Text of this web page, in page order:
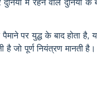
में रहने वाले दुनिया
पर युद्ध के बाद होता है,
जो पूर्ण नियंत्रण मानती